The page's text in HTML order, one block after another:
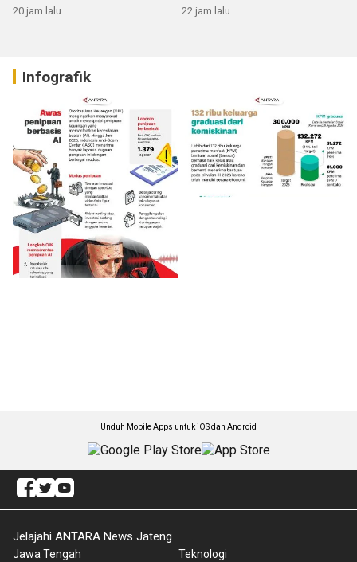
20 jam lalu 22 jam lalu
Infografik
Unduh Mobile Apps untuk iOS dan Android
Jelajahi ANTARA News Jateng
Jawa Tengah
Teknologi